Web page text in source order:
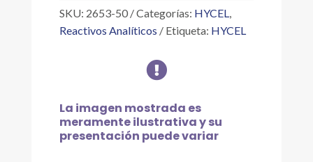
MBS,
G
SKU: 2653-50 Categorías: HYCEL,
Reactivos Analíticos
Etiqueta: HYCEL

La imagen mostrada es
meramente ilustrativa y su
presentación puede variar